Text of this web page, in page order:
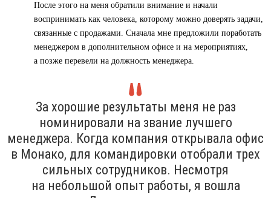
После этого на меня обратили внимание и начали
воспринимать как человека, которому можно доверять задачи,
связанные с продажами. Сначала мне предложили поработать
менеджером в дополнительном офисе и на мероприятиях,
а позже перевели на должность менеджера.
За хорошие результаты меня не раз
номинировали на звание лучшего
менеджера. Когда компания открывала офис
в Монако, для командировки отобрали трех
сильных сотрудников. Несмотря
на небольшой опыт работы, я вошла